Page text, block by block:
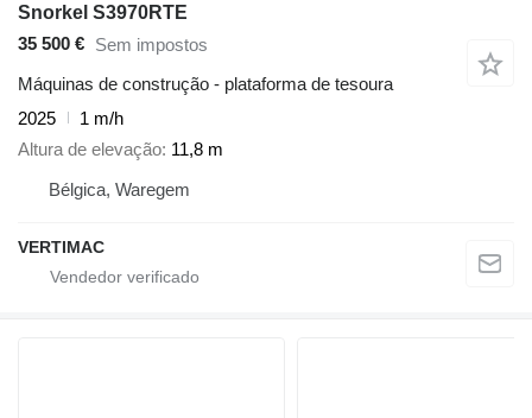
Snorkel S3970RTE
35 500 € Sem impostos
Máquinas de construção - plataforma de tesoura
2025
1 m/h
Altura de elevação 11,8 m
Bélgica, Waregem
VERTIMAC